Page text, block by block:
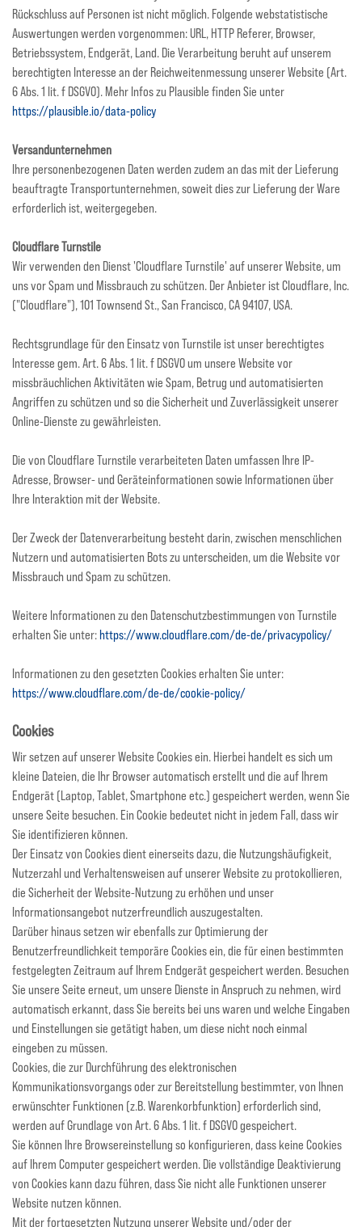
Rückschluss auf Personen ist nicht möglich. Folgende webstatistische
Auswertungen werden vorgenommen: URL, HTTP Referer, Browser,
Betriebssystem, Endgerät, Land. Die Verarbeitung beruht auf unserem
berechtigten Interesse an der Reichweitenmessung unserer Website (Art.
6 Abs. 1 lit. f DSGVO). Mehr Infos zu Plausible finden Sie unter
https://plausible.io/data-policy
Versandunternehmen
Ihre personenbezogenen Daten werden zudem an das mit der Lieferung
beauftragte Transportunternehmen, soweit dies zur Lieferung der Ware
erforderlich ist, weitergegeben.
Cloudflare Turnstile
Wir verwenden den Dienst 'Cloudflare Turnstile' auf unserer Website, um
uns vor Spam und Missbrauch zu schützen. Der Anbieter ist Cloudflare, Inc.
("Cloudflare"), 101 Townsend St., San Francisco, CA 94107, USA.
Rechtsgrundlage für den Einsatz von Turnstile ist unser berechtigtes
Interesse gem. Art. 6 Abs. 1 lit. f DSGVO um unsere Website vor
missbräuchlichen Aktivitäten wie Spam, Betrug und automatisierten
Angriffen zu schützen und so die Sicherheit und Zuverlässigkeit unserer
Online-Dienste zu gewährleisten.
Die von Cloudflare Turnstile verarbeiteten Daten umfassen Ihre IP-
Adresse, Browser- und Geräteinformationen sowie Informationen über
Ihre Interaktion mit der Website.
Der Zweck der Datenverarbeitung besteht darin, zwischen menschlichen
Nutzern und automatisierten Bots zu unterscheiden, um die Website vor
Missbrauch und Spam zu schützen.
Weitere Informationen zu den Datenschutzbestimmungen von Turnstile
erhalten Sie unter:https://www.cloudflare.com/de-de/privacypolicy/
Informationen zu den gesetzten Cookies erhalten Sie unter:
https://www.cloudflare.com/de-de/cookie-policy/
Cookies
Wir setzen auf unserer Website Cookies ein. Hierbei handelt es sich um
kleine Dateien, die Ihr Browser automatisch erstellt und die auf Ihrem
Endgerät (Laptop, Tablet, Smartphone etc.) gespeichert werden, wenn Sie
unsere Seite besuchen. Ein Cookie bedeutet nicht in jedem Fall, dass wir
Sie identifizieren können.
Der Einsatz von Cookies dient einerseits dazu, die Nutzungshäufigkeit,
Nutzerzahl und Verhaltensweisen auf unserer Website zu protokollieren,
die Sicherheit der Website-Nutzung zu erhöhen und unser
Informationsangebot nutzerfreundlich auszugestalten.
Darüber hinaus setzen wir ebenfalls zur Optimierung der
Benutzerfreundlichkeit temporäre Cookies ein, die für einen bestimmten
festgelegten Zeitraum auf Ihrem Endgerät gespeichert werden. Besuchen
Sie unsere Seite erneut, um unsere Dienste in Anspruch zu nehmen, wird
automatisch erkannt, dass Sie bereits bei uns waren und welche Eingaben
und Einstellungen sie getätigt haben, um diese nicht noch einmal
eingeben zu müssen.
Cookies, die zur Durchführung des elektronischen
Kommunikationsvorgangs oder zur Bereitstellung bestimmter, von Ihnen
erwünschter Funktionen (z.B. Warenkorbfunktion) erforderlich sind,
werden auf Grundlage von Art. 6 Abs. 1 lit. f DSGVO gespeichert.
Sie können Ihre Browsereinstellung so konfigurieren, dass keine Cookies
auf Ihrem Computer gespeichert werden. Die vollständige Deaktivierung
von Cookies kann dazu führen, dass Sie nicht alle Funktionen unserer
Website nutzen können.
Mit der fortgesetzten Nutzung unserer Website und/oder der